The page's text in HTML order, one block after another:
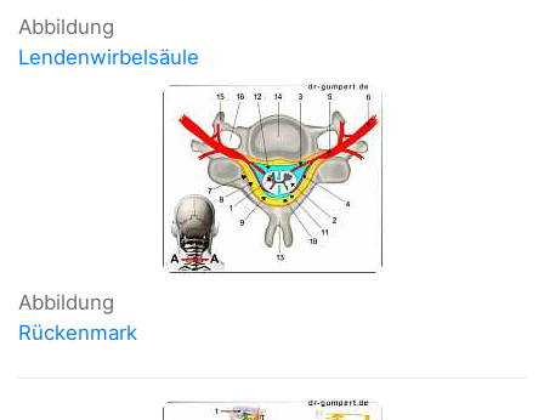
Abbildung
Lendenwirbelsäule
Abbildung
Rückenmark